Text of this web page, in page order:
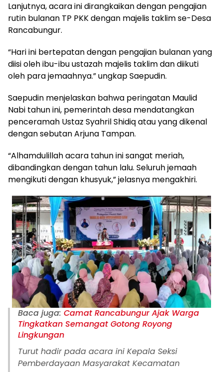
Lanjutnya, acara ini dirangkaikan dengan pengajian
rutin bulanan TP PKK dengan majelis taklim se-Desa
Rancabungur.
“Hari ini bertepatan dengan pengajian bulanan yang
diisi oleh ibu-ibu ustazah majelis taklim dan diikuti
oleh para jemaahnya.” ungkap Saepudin.
Saepudin menjelaskan bahwa peringatan Maulid
Nabi tahun ini, pemerintah desa mendatangkan
penceramah Ustaz Syahril Shidiq atau yang dikenal
dengan sebutan Arjuna Tampan.
“Alhamdulillah acara tahun ini sangat meriah,
dibandingkan dengan tahun lalu. Seluruh jemaah
mengikuti dengan khusyuk,” jelasnya mengakhiri.
Baca juga: Camat Rancabungur Ajak Warga
Tingkatkan Semangat Gotong Royong
Lingkungan
Turut hadir pada acara ini Kepala Seksi
Pemberdayaan Masyarakat Kecamatan